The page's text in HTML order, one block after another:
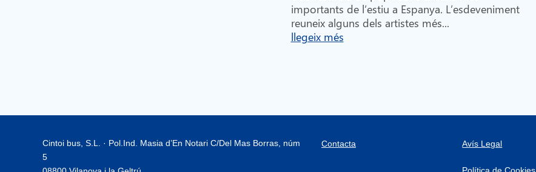
importants de l’estiu a Espanya. L’esdeveniment
reuneix alguns dels artistes més...
llegeix més
Cintoi bus, S.L. · Pol.Ind. Masia d’En Notari C/Del Mas Borras, núm
5
Contacta Avís Legal